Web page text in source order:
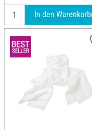
In den Warenkorb